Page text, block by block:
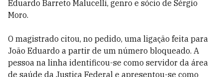
Eduardo Barreto Malucelli, genro e sócio de Sérgio
Moro.
O magistrado citou, no pedido, uma ligação feita para
João Eduardo a partir de um número bloqueado. A
pessoa na linha identificou-se como servidor da área
de saúde da Justiça Federal e apresentou-se como